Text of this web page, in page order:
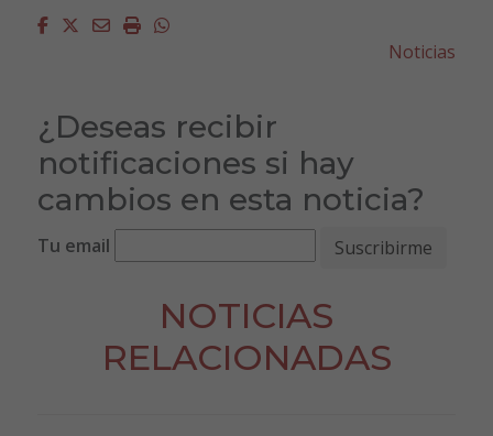
Facebook
Twitter
EmailImprimirWhatsapp
Noticias
¿Deseas recibir
notificaciones si hay
cambios en esta noticia?
Tu email
NOTICIAS
RELACIONADAS